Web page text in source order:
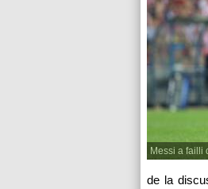
Messi a failli
de la